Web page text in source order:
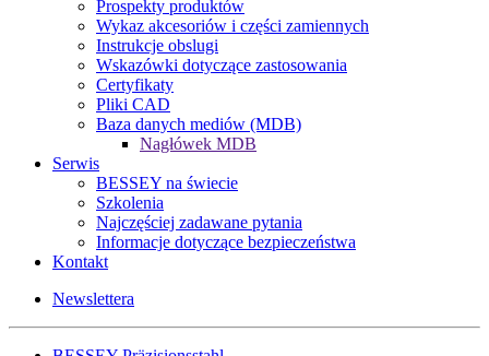
Prospekty produktów
Wykaz akcesoriów i części zamiennych
Instrukcje obslugi
Wskazówki dotyczące zastosowania
Certyfikaty
Pliki CAD
Baza danych mediów (MDB)
Nagłówek MDB
Serwis
BESSEY na świecie
Szkolenia
Najczęściej zadawane pytania
Informacje dotyczące bezpieczeństwa
Kontakt
Newslettera